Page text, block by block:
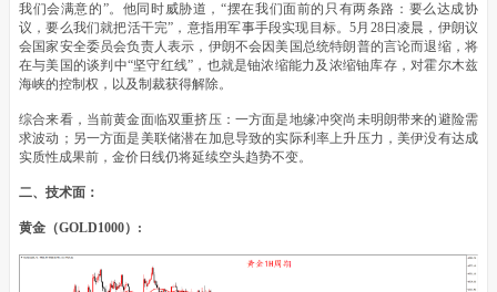
我们会满意的”。他同时威胁道，“摆在我们面前的只有两条路：要么达成协
议，要么我们就把活干完”，意指用军事手段实现目标。5月28日凌晨，伊朗议
会国家安全委员会负责人表示，伊朗不会因美国总统特朗普的言论而退缩，将
在与美国的谈判中“坚守红线”，也就是铀浓缩能力及浓缩铀库存，对霍尔木兹
海峡的控制权，以及制裁获得解除。
综合来看，当前黄金面临双重挤压：一方面是地缘冲突尚未明朗带来的避险需
求波动；另一方面是美联储潜在加息导致的实际利率上升压力，美伊没有达成
实质性成果前，金价日线仍将延续空头趋势不变。
二、技术面：
黄金（GOLD1000）: